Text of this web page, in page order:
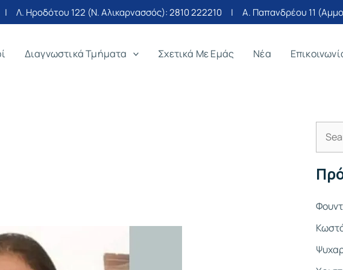
| Λ. Ηροδότου 122 (Ν. Αλικαρνασσός):2810 222210 | Α. Παπανδρέου 11
Διαγνωστικά Τμήματα Σχετικά Με Εμάς Νέα
α
τ
η